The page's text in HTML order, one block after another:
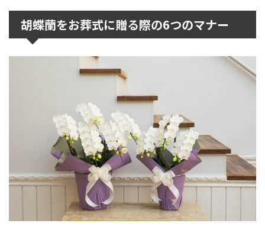
胡蝶蘭をお葬式に贈る際の6つのマナー